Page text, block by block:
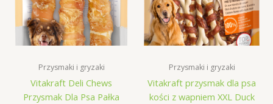
Przysmaki i gryzaki
Vitakraft Deli Chews
Przysmak Dla Psa Pałka
Przysmaki i gryzaki
Vitakraft przysmak dla psa
kości z wapniem XXL Duck